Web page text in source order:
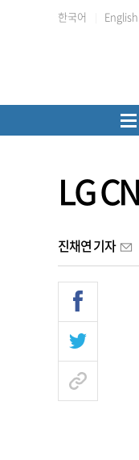
한국어 English
LG
진채연 기자